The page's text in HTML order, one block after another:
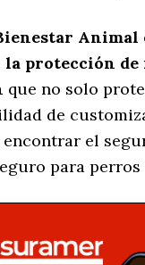
Animal
protección de
que no solo
de
el
para perros